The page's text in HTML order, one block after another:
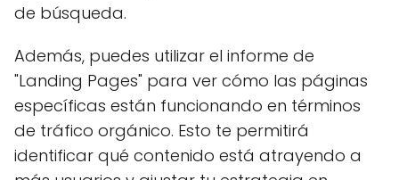
de búsqueda.
Además, puedes utilizar el informe de
"Landing Pages" para ver cómo las páginas
específicas están funcionando en términos
de tráfico orgánico. Esto te permitirá
identificar qué contenido está atrayendo a